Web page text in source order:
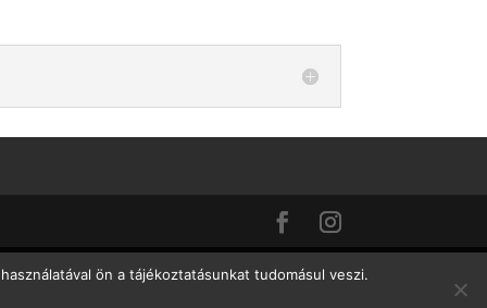
ön a tájékoztatásunkat tudomásul veszi.